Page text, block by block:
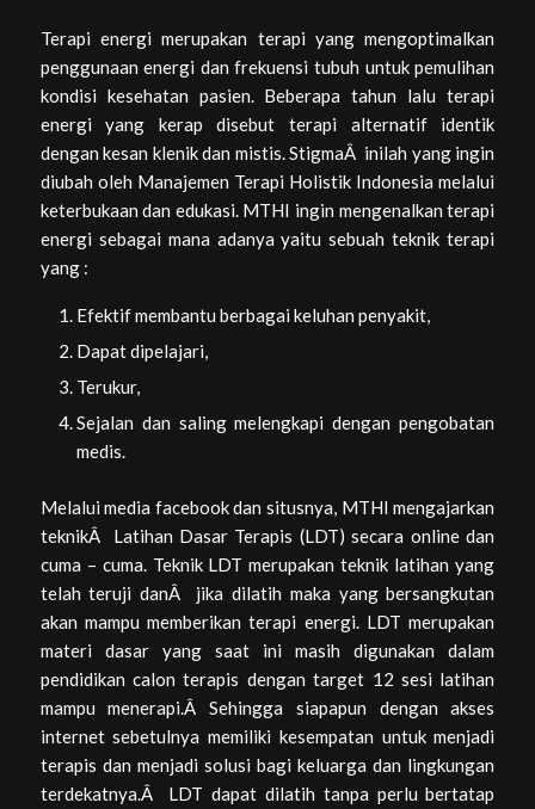
Terapi energi merupakan terapi yang mengoptimalkan
penggunaan energi dan frekuensi tubuh untuk pemulihan
kondisi kesehatan pasien. Beberapa tahun lalu terapi
energi yang kerap disebut terapi alternatif identik
dengan kesan klenik dan mistis. StigmaÂ inilah yang ingin
diubah oleh Manajemen Terapi Holistik Indonesia melalui
keterbukaan dan edukasi. MTHI ingin mengenalkan terapi
energi sebagai mana adanya yaitu sebuah teknik terapi
yang :
Efektif membantu berbagai keluhan penyakit,
Dapat dipelajari,
Terukur,
Sejalan dan saling melengkapi dengan pengobatan
medis.
Melalui media facebook dan situsnya, MTHI mengajarkan
teknikÂ Latihan Dasar Terapis (LDT) secara online dan
cuma – cuma. Teknik LDT merupakan teknik latihan yang
telah teruji danÂ jika dilatih maka yang bersangkutan
akan mampu memberikan terapi energi. LDT merupakan
materi dasar yang saat ini masih digunakan dalam
pendidikan calon terapis dengan target 12 sesi latihan
mampu menerapi.Â Sehingga siapapun dengan akses
internet sebetulnya memiliki kesempatan untuk menjadi
terapis dan menjadi solusi bagi keluarga dan lingkungan
terdekatnya.Â LDT dapat dilatih tanpa perlu bertatap